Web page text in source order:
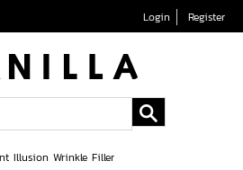
Login Register
Illusion Wrinkle Filler